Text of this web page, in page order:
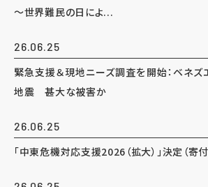
～世界難民の日によ...
26.06.25
緊急支援＆現地ニーズ調査を開始：ベネズ
地震 甚大な被害か
26.06.25
「中東危機対応支援2026（拡大）」決定（寄